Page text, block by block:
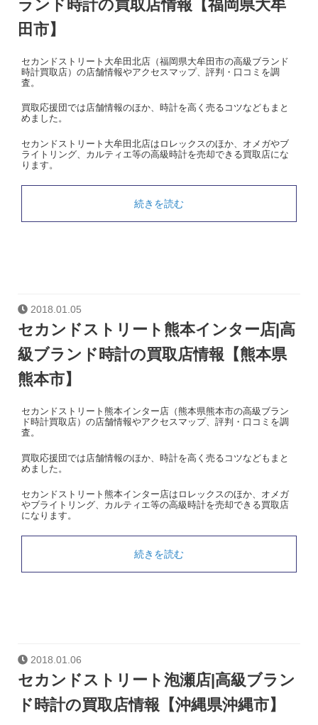
ランド時計の買取店情報【福岡県大牟
田市】
セカンドストリート大牟田北店（福岡県大牟田市の高級ブランド
時計買取店）の店舗情報やアクセスマップ、評判・口コミを調
査。
買取応援団では店舗情報のほか、時計を高く売るコツなどもまと
めました。
セカンドストリート大牟田北店はロレックスのほか、オメガやブ
ライトリング、カルティエ等の高級時計を売却できる買取店にな
ります。
続きを読む
2018.01.05
セカンドストリート熊本インター店|高
級ブランド時計の買取店情報【熊本県
熊本市】
セカンドストリート熊本インター店（熊本県熊本市の高級ブラン
ド時計買取店）の店舗情報やアクセスマップ、評判・口コミを調
査。
買取応援団では店舗情報のほか、時計を高く売るコツなどもまと
めました。
セカンドストリート熊本インター店はロレックスのほか、オメガ
やブライトリング、カルティエ等の高級時計を売却できる買取店
になります。
続きを読む
2018.01.06
セカンドストリート泡瀬店|高級ブラン
ド時計の買取店情報【沖縄県沖縄市】